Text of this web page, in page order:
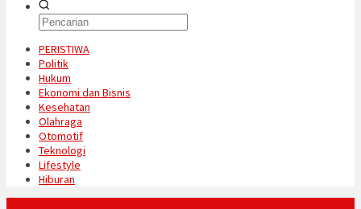
PERISTIWA
Politik
Hukum
Ekonomi dan Bisnis
Kesehatan
Olahraga
Otomotif
Teknologi
Lifestyle
Hiburan